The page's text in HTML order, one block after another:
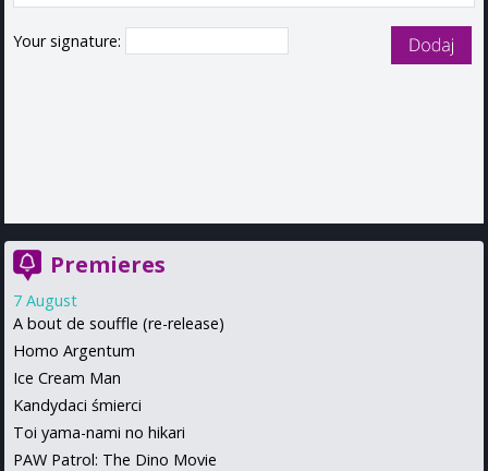
Your signature:
Premieres
7 August
A bout de souffle (re-release)
Homo Argentum
Ice Cream Man
Kandydaci śmierci
Toi yama-nami no hikari
PAW Patrol: The Dino Movie